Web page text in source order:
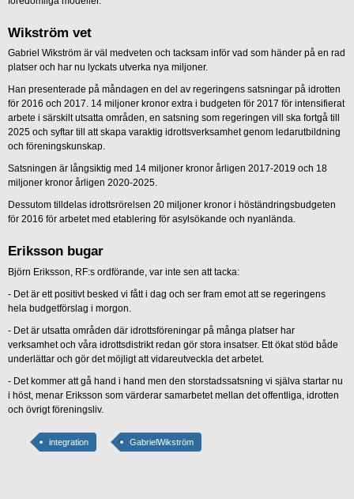
Wikström vet
Gabriel Wikström är väl medveten och tacksam inför vad som händer på en rad
platser och har nu lyckats utverka nya miljoner.
Han presenterade på måndagen en del av regeringens satsningar på idrotten
för 2016 och 2017. 14 miljoner kronor extra i budgeten för 2017 för intensifierat
arbete i särskilt utsatta områden, en satsning som regeringen vill ska fortgå till
2025 och syftar till att skapa varaktig idrottsverksamhet genom ledarutbildning
och föreningskunskap.
Satsningen är långsiktig med 14 miljoner kronor årligen 2017-2019 och 18
miljoner kronor årligen 2020-2025.
Dessutom tilldelas idrottsrörelsen 20 miljoner kronor i höständringsbudgeten
för 2016 för arbetet med etablering för asylsökande och nyanlända.
Eriksson bugar
Björn Eriksson, RF:s ordförande, var inte sen att tacka:
- Det är ett positivt besked vi fått i dag och ser fram emot att se regeringens
hela budgetförslag i morgon.
- Det är utsatta områden där idrottsföreningar på många platser har
verksamhet och våra idrottsdistrikt redan gör stora insatser. Ett ökat stöd både
underlättar och gör det möjligt att vidareutveckla det arbetet.
- Det kommer att gå hand i hand men den storstadssatsning vi själva startar nu
i höst, menar Eriksson som värderar samarbetet mellan det offentliga, idrotten
och övrigt föreningsliv.
integration GabrielWikström